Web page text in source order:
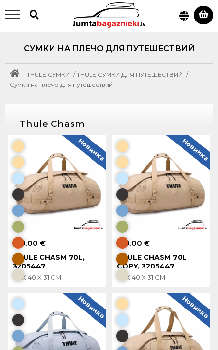
СУМКИ НА ПЛЕЧО ДЛЯ ПУТЕШЕСТВИЙ
THULE СУМКИ /THULE СУМКИ ДЛЯ ПУТЕШЕСТВИЙ /
Сумки на плечо для путешествий
Thule Chasm
170.00 €
THULE CHASM 70L,
3205447
69 X 40 X 31 CM
Новинка
170.00 €
THULE CHASM 70L
COPY, 3205447
69 X 40 X 31 CM
Новинка
Новинка Новинка